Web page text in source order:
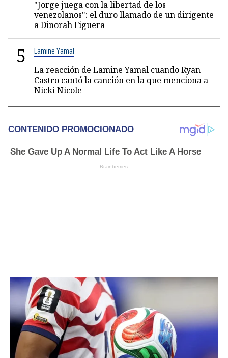
"Jorge juega con la libertad de los
venezolanos": el duro llamado de un dirigente
a Dinorah Figuera
5 Lamine Yamal
La reacción de Lamine Yamal cuando Ryan
Castro cantó la canción en la que menciona a
Nicki Nicole